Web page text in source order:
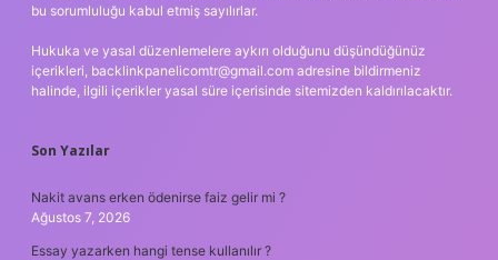
bu sorumluluğu kabul etmiş sayılırlar.
Hukuka ve yasal düzenlemelere aykırı olduğunu düşündüğünüz
içerikleri, backlinkpanelicomtr@gmail.com adresine bildirmeniz
halinde, ilgili içerikler yasal süre içerisinde sitemizden kaldırılacaktır.
Son Yazılar
Nakit avans erken ödenirse faiz gelir mi ?
Ağustos 7, 2026
Essay yazarken hangi tense kullanılır ?